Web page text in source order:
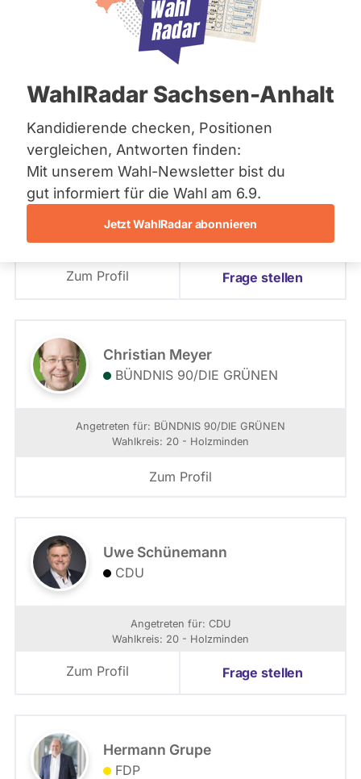
Bremen
Hamburg
Mecklenburg-Vorpommern
Nordrhein-Westfalen
Saarland
Sachsen
Sachsen-Anhalt
Sachsen-Anhalt
Schleswig-Holstein
Thüringen
Archiv
Über uns
WahlRadar Sachsen-Anhalt
Kandidierende checken, Positionen
vergleichen, Antworten finden:
Mit unserem Wahl-Newsletter bist du
gut informiert für die Wahl am 6.9.
Jetzt WahlRadar abonnieren
Partei
- Alle -
20 - Holzminden
Wahlliste
- Alle -
20 - Holzminden
Sabine Tippelt
SPD
Angetreten für: SPD
Wahlkreis: 20 - Holzminden
Zum Profil Frage stellen
Christian Meyer
BÜNDNIS 90/­DIE GRÜNEN
Angetreten für: BÜNDNIS 90/­DIE GRÜNEN
Wahlkreis: 20 - Holzminden
Zum Profil
Uwe Schünemann
CDU
Angetreten für: CDU
Wahlkreis: 20 - Holzminden
Zum Profil Frage stellen
Hermann Grupe
FDP